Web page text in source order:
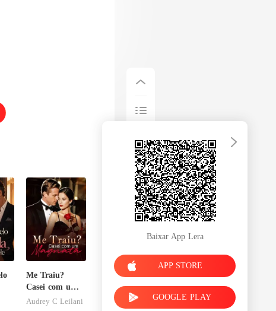
eu fiz. Ele
Me Traiu?
Casei com um
Magnata
Audrey C Leilani
Baixar App Lera
APP STORE
GOOGLE PLAY